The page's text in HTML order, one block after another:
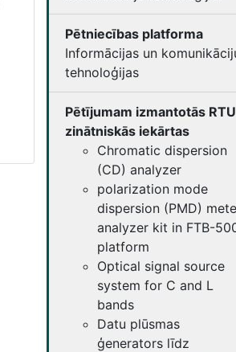
Pētniecības platforma
Informācijas un
tehnoloģijas
Pētījumam izmantotās RTU
zinātniskās iekārtas
Chromatic dispersion
(CD) analyzer
polarization mode
dispersion (PMD)
analyzer kit in FTB-
platform
Optical signal source
system for C and L
bands
Datu plūsmas
ģenerators līdz